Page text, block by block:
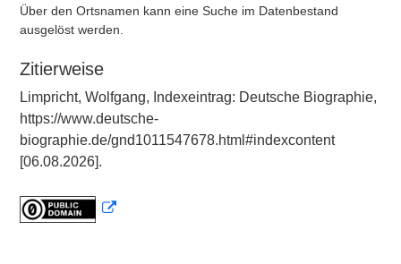
Über den Ortsnamen kann eine Suche im Datenbestand
ausgelöst werden.
Zitierweise
Limpricht, Wolfgang, Indexeintrag: Deutsche Biographie,
https://www.deutsche-
biographie.de/gnd1011547678.html#indexcontent
[06.08.2026].